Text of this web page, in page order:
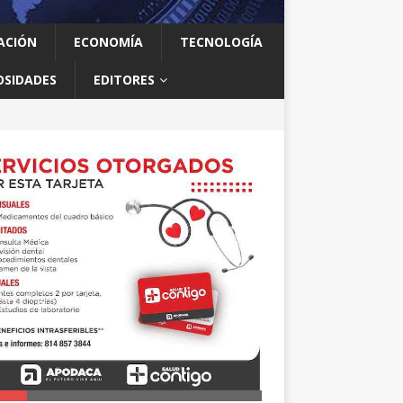
ECONOMÍA TECNOLOGÍA
EDITORES